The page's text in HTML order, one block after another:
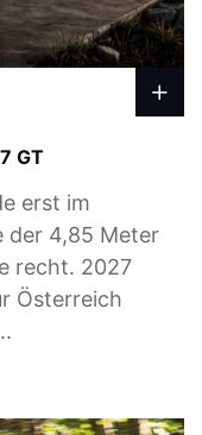
GT
erst im
der 4,85 Meter
recht. 2027
Österreich